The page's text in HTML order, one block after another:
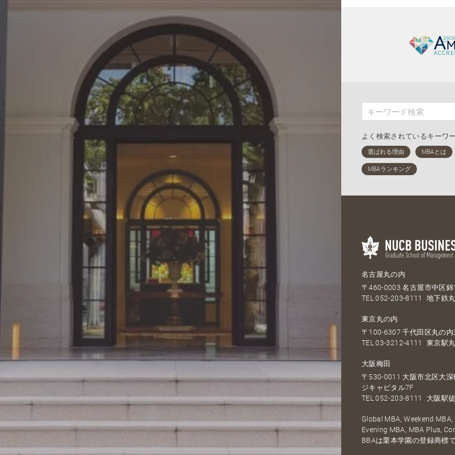
よく検索されているキーワ
名古屋丸の内
〒460-0003 名古屋市中区
TEL052-203-8111 地下鉄
東京丸の内
〒100-6307 千代田区丸の
TEL03-3212-4111 東京駅
大阪梅田
〒530-0011 大阪市北区大
ジキャピタル7F
TEL052-203-8111 大阪駅
Global MBA, Weekend
Evening MBA, MBA Plus,
BBAは栗本学園の登録商標